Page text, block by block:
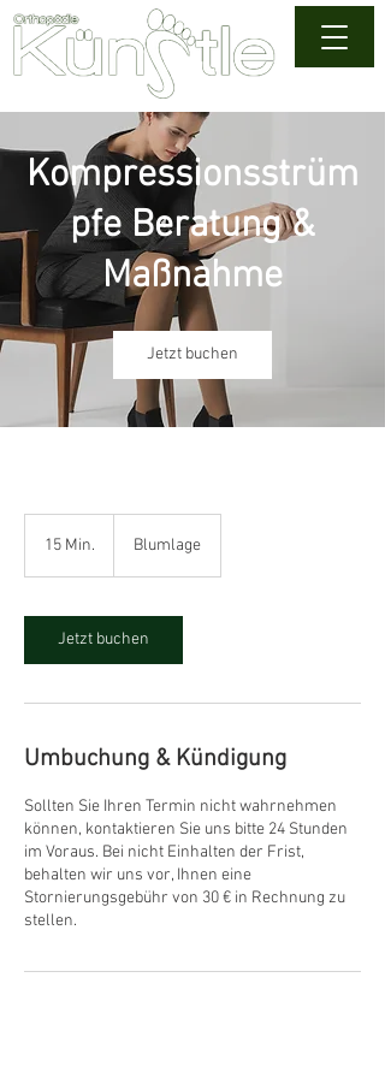
Kompressionsstrüm
pfe Beratung &
Maßnahme
Jetzt buchen
15 Min.
i
n
.
Blumlage
Jetzt buchen
Umbuchung & Kündigung
Sollten Sie Ihren Termin nicht wahrnehmen
können, kontaktieren Sie uns bitte 24 Stunden
im Voraus. Bei nicht Einhalten der Frist,
behalten wir uns vor, Ihnen eine
Stornierungsgebühr von 30 € in Rechnung zu
stellen.